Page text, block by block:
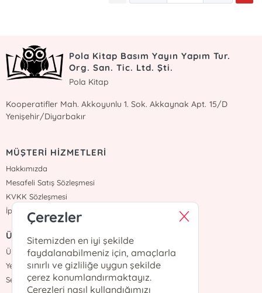
Pola Kitap Basım Yayın Yapım Tur.
Org. San. Tic. Ltd. Şti.
Pola Kitap
Kooperatifler Mah. Akkoyunlu 1. Sok. Akkaynak Apt. 15/D
Yenişehir/Diyarbakır
MÜŞTERİ HİZMETLERİ
Hakkımızda
Mesafeli Satış Sözleşmesi
KVKK Sözleşmesi
İptal İade
ÜYELİK
Üye Girişi
Yeni Üyelik
Sepetim
Çerezler
Sitemizden en iyi şekilde
faydalanabilmeniz için, amaçlarla
sınırlı ve gizliliğe uygun şekilde
çerez konumlandırmaktayız.
Çerezleri nasıl kullandığımızı